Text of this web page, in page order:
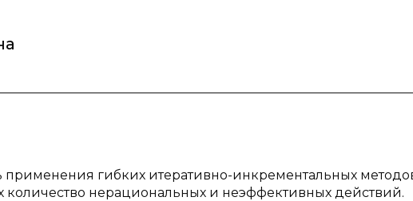
применения гибких итеративно-инкрементальных
нерациональных и неэффективных действий.